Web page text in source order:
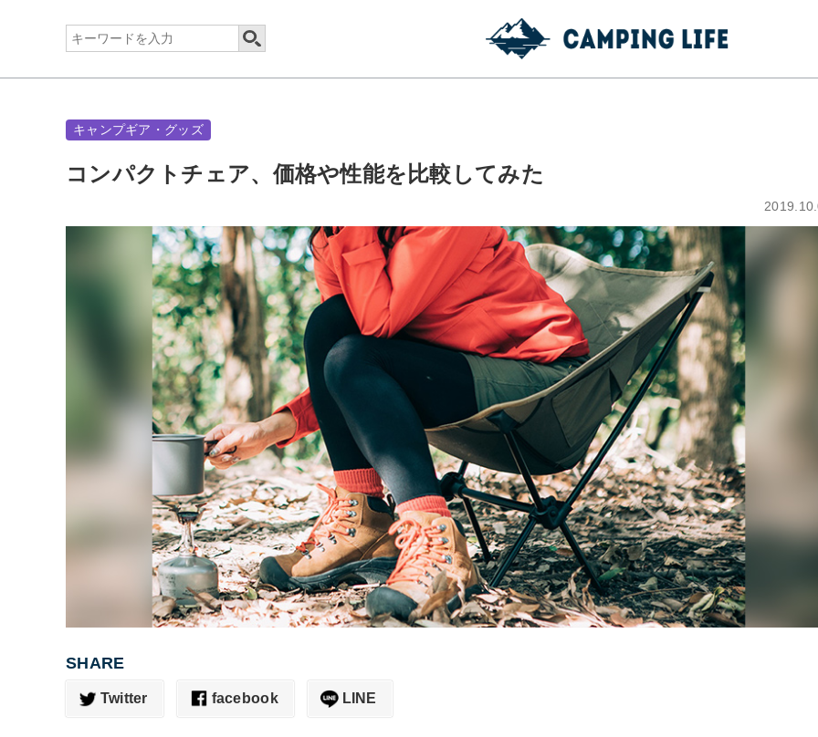
キャンプギア・グッズ
コンパクトチェア、価格や性能を比較してみた
SHARE
Twitter facebook LINE